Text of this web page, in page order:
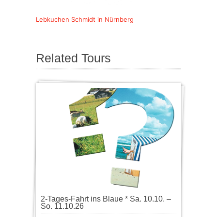
Lebkuchen Schmidt in Nürnberg
Related Tours
2-Tages-Fahrt ins Blaue * Sa. 10.10. –
So. 11.10.26